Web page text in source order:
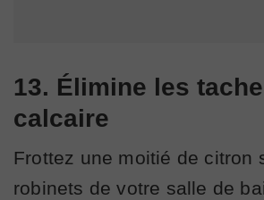
13. Élimine les
calcaire
Frottez une moitié de citron
robinets de votre salle de